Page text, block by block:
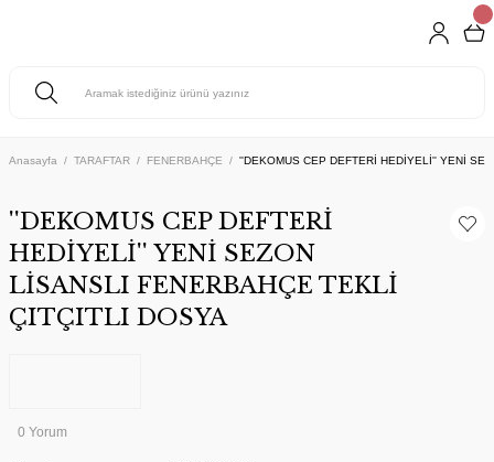
Anasayfa TARAFTAR FENERBAHÇE ''DEKOMUS CEP DEFTERİ HEDİYELİ'' YENİ
''DEKOMUS CEP DEFTERİ
HEDİYELİ'' YENİ SEZON
LİSANSLI FENERBAHÇE TEKLİ
ÇITÇITLI DOSYA
0 Yorum